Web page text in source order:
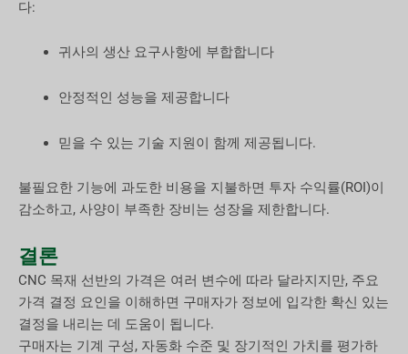
다:
귀사의 생산 요구사항에 부합합니다
안정적인 성능을 제공합니다
믿을 수 있는 기술 지원이 함께 제공됩니다.
불필요한 기능에 과도한 비용을 지불하면 투자 수익률(ROI)이
감소하고, 사양이 부족한 장비는 성장을 제한합니다.
결론
CNC 목재 선반의 가격은 여러 변수에 따라 달라지지만, 주요
가격 결정 요인을 이해하면 구매자가 정보에 입각한 확신 있는
결정을 내리는 데 도움이 됩니다.
구매자는 기계 구성, 자동화 수준 및 장기적인 가치를 평가하